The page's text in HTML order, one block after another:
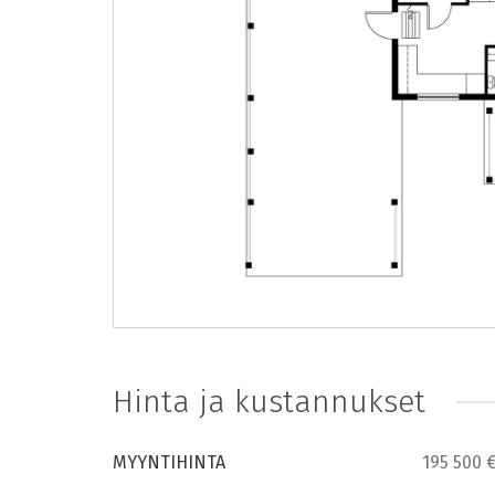
Hinta ja kustannukset
MYYNTIHINTA 195 500 €